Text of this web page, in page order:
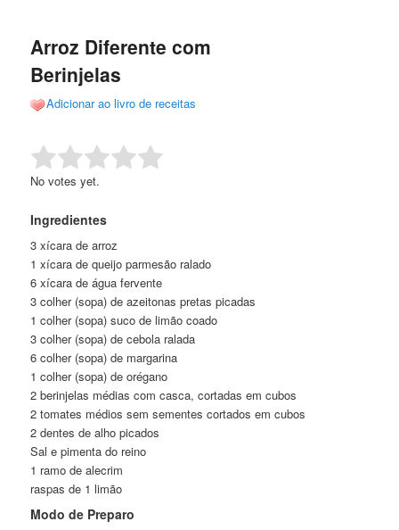
conteúdo
principal
conteúdo
secundário
Arroz Diferente com
Berinjelas
Adicionar ao livro de receitas
Rate this item: Submit Rating
No votes yet.
Ingredientes
3 xícara de arroz
1 xícara de queijo parmesão ralado
6 xícara de água fervente
3 colher (sopa) de azeitonas pretas picadas
1 colher (sopa) suco de limão coado
3 colher (sopa) de cebola ralada
6 colher (sopa) de margarina
1 colher (sopa) de orégano
2 berinjelas médias com casca, cortadas em cubos
2 tomates médios sem sementes cortados em cubos
2 dentes de alho picados
Sal e pimenta do reino
1 ramo de alecrim
raspas de 1 limão
Modo de Preparo